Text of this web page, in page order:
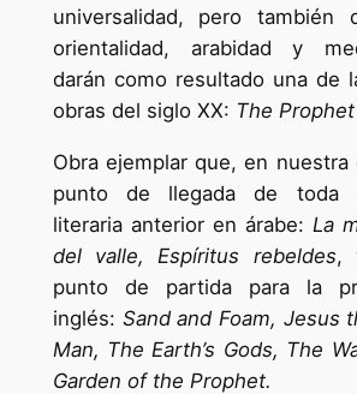
universalidad, pero también
orientalidad, arabidad y
darán como resultado una de
obras del siglo XX: The Prophet
Obra ejemplar que, en nuestra
punto de llegada de toda
literaria anterior en árabe: La
del valle, Espíritus rebeldes,
punto de partida para la
inglés: Sand and Foam, Jesus
Man, The Earth’s Gods, The
Garden of the Prophet.